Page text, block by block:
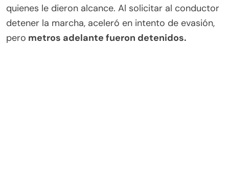
quienes le dieron alcance. Al solicitar al conductor
detener la marcha, aceleró en intento de evasión,
pero metros adelante fueron detenidos.